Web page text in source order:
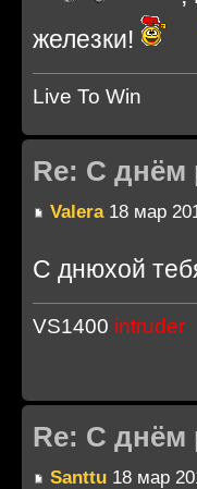
железки!
Live To Win
Re: С днём
Valera18 мар
С днюхой
VS1400 intruder
Re: С днём
Santtu 18 мар